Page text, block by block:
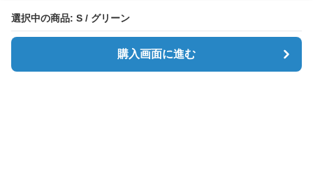
選択中の商品: S / グリーン
購入画面に進む
選択中の商品: S / グリーン
購入画面に進む